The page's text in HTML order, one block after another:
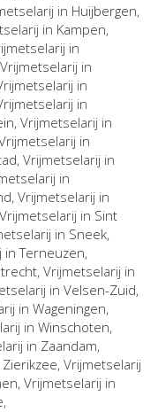
in Huijbergen,
in Kampen,
in
in
in
in
, Vrijmetselarij in
in
, Vrijmetselarij in
in
, Vrijmetselarij in
in Sint
in Sneek,
inTerneuzen,
, Vrijmetselarij in
in Velsen-Zuid,
in Wageningen,
in Winschoten,
in Zaandam,
Zierikzee, Vrijmetselarij
, Vrijmetselarij in
,